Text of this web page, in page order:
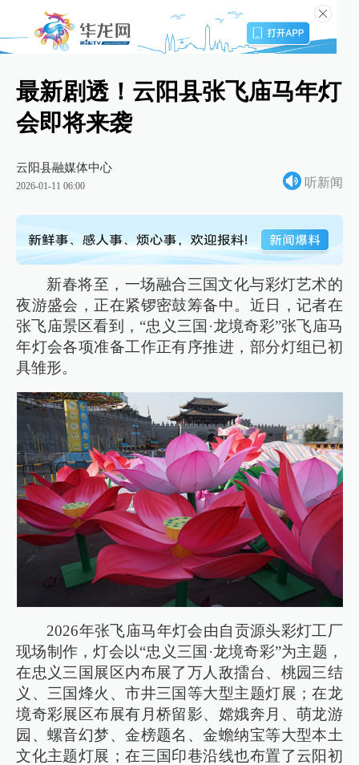
最新剧透！云阳县张飞庙马年灯
会即将来袭
云阳县融媒体中心
2026-01-11 06:00 听新闻
新春将至，一场融合三国文化与彩灯艺术的
夜游盛会，正在紧锣密鼓筹备中。近日，记者在
张飞庙景区看到，“忠义三国·龙境奇彩”张飞庙马
年灯会各项准备工作正有序推进，部分灯组已初
具雏形。
2026年张飞庙马年灯会由自贡源头彩灯工厂
现场制作，灯会以“忠义三国·龙境奇彩”为主题，
在忠义三国展区内布展了万人敌擂台、桃园三结
义、三国烽火、市井三国等大型主题灯展；在龙
境奇彩展区布展有月桥留影、嫦娥奔月、萌龙游
园、螺音幻梦、金榜题名、金蟾纳宝等大型本土
文化主题灯展；在三国印巷沿线也布置了云阳初